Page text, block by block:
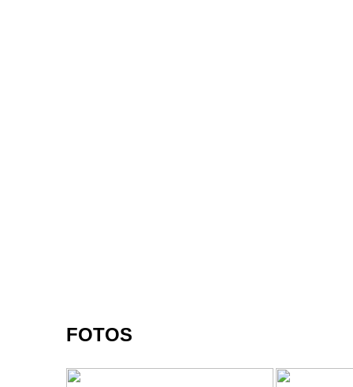
FOTOS